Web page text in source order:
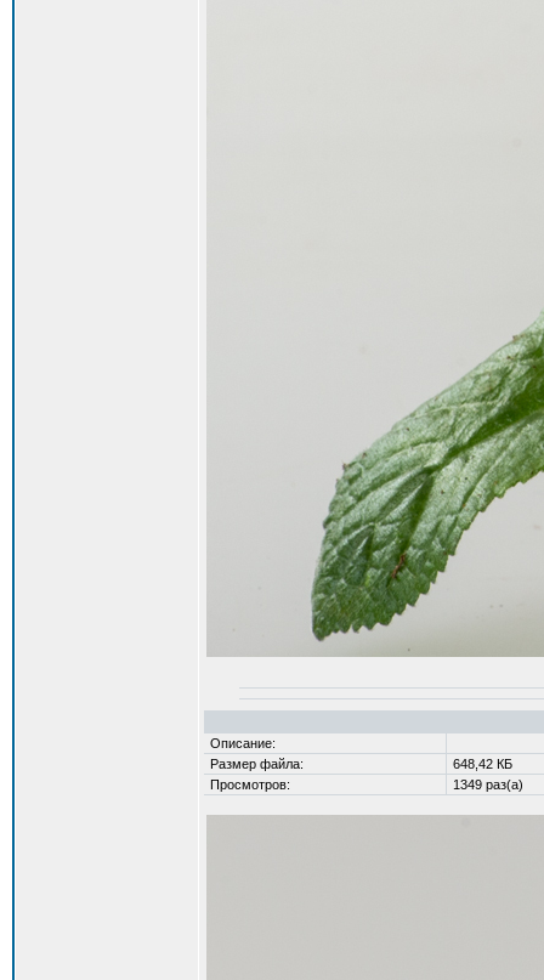
Описание:
Размер файла:
648,42 КБ
Просмотров:
1349 раз(а)